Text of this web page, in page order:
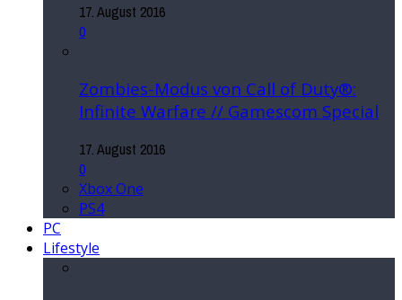
17. August 2016
0
Zombies-Modus von Call of Duty®:
Infinite Warfare // Gamescom Special
17. August 2016
0
Xbox One
PS4
PC
Lifestyle